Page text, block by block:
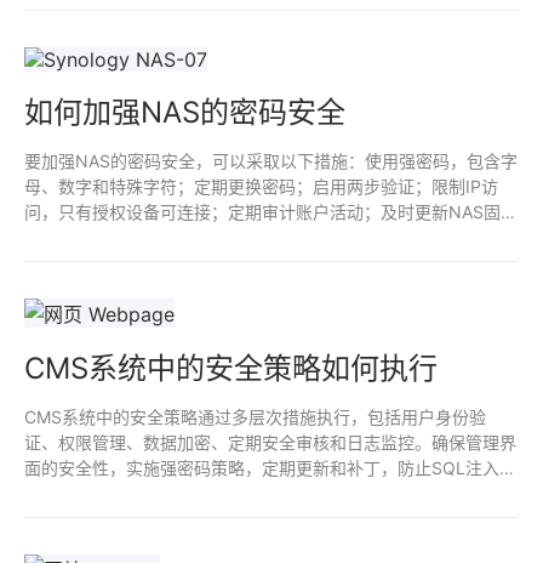
如何加强NAS的密码安全
要加强NAS的密码安全，可以采取以下措施：使用强密码，包含字
母、数字和特殊字符；定期更换密码；启用两步验证；限制IP访
问，只有授权设备可连接；定期审计账户活动；及时更新NAS固
CMS系统中的安全策略如何执行
CMS系统中的安全策略通过多层次措施执行，包括用户身份验
证、权限管理、数据加密、定期安全审核和日志监控。确保管理界
面的安全性，实施强密码策略，定期更新和补丁，防止SQL注入和